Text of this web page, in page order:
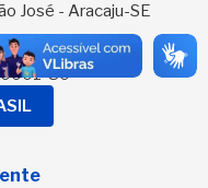
José - Aracaju-SE
2700
0001-80